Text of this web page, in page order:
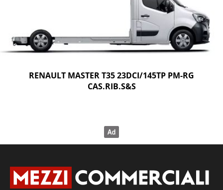
RENAULT MASTER T35 23DCI/145TP PM-RG
CAS.RIB.S&S